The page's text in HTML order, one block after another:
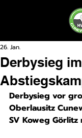
Derbysieg im
26. Jan.
Derbysieg vor
Oberlausitz
SV Koweg Görlitz